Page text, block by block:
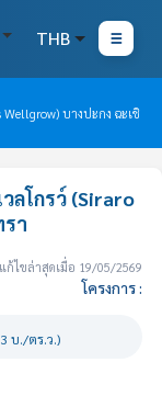
THB
บางปะกง ฉะเชิ
ลโกรว์ (Siraro
รา
แก้ไขล่าสุดเมื่อ 19/05/2569
โครงการ :
บ./ตร.ว.)